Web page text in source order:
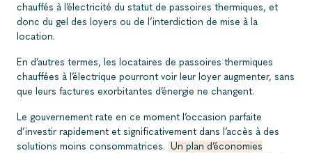
chauffés à l’électricité du statut de passoires thermiques, et
donc du gel des loyers ou de l’interdiction de mise à la
location.
En d’autres termes, les locataires de passoires thermiques
chauffées à l’électrique pourront voir leur loyer augmenter, sans
que leurs factures exorbitantes d’énergie ne changent.
Le gouvernement rate en ce moment l’occasion parfaite
d’investir rapidement et significativement dans l’accès à des
solutions moins consommatrices. Un plan d’économies